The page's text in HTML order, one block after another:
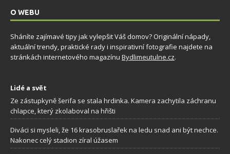
O WEBU
Sháníte zajímavé tipy jak vylepšit Váš domov? Originální nápady,
aktuální trendy, praktické rady i inspirativní fotografie najdete na
stránkách internetového magazínu Bydlimeutulne.cz.
Lidé a svět
Ze zástupkyně šerifa se stala hrdinka. Kamera zachytila záchranu
chlapce, který zkolaboval na hřišti
Diváci si mysleli, že 16 krasobruslařek na ledu snad ani být nechce.
Nakonec celý stadion zíral úžasem